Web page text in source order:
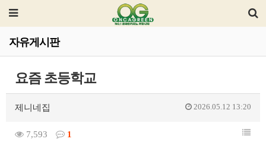
자유게시판
요즘 초등학교
제니네집 2026.05.12 13:20
7,593 1